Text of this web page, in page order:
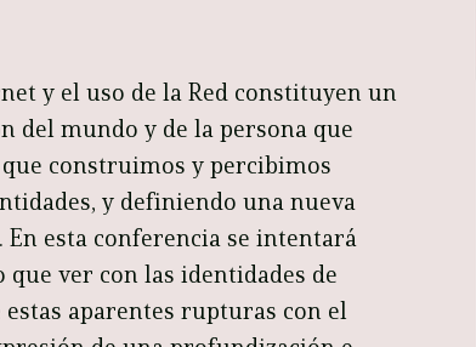
y el uso de la Red constituyen un
del mundo y de la persona que
construimos y percibimos
y definiendo una nueva
esta conferencia se intentará
ver con las identidades de
aparentes rupturas con el